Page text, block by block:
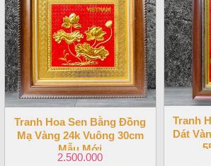
Tranh Hoa Sen Bằng Đồng
Mạ Vàng 24k Vuông 30cm
Mẫu Mới
2.500.000
Tranh
Dát